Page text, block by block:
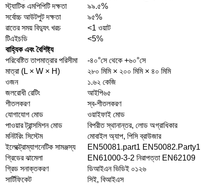
স্ট্যাটিক এমপিপিটি দক্ষতা
৯৯.৫%
সর্বোচ্চ আউটপুট দক্ষতা
৯৫%
রাতের সময় বিদ্যুৎ খরচ
<1 ওয়াট
টিএইচডি
<5%
বাহ্যিক এবং বৈশিষ্ট্য
পরিবেষ্টিত তাপমাত্রার পরিসীমা
-৪০°সে থেকে +৬০°সে
মাত্রা (L × W × H)
২৮০ মিমি × ২০০ মিমি × ৪০ মিমি
ওজন
১.৬২ কেজি
জলরোধী রেটিং
আইপি৬৫
শীতলকরণ
স্ব-শীতলকরণ
যোগাযোগ মোড
ওয়াইফাই মোড
পাওয়ার ট্রান্সমিশন মোড
বিপরীত স্থানান্তর, লোড অগ্রাধিকার
মনিটরিং সিস্টেম
মোবাইল অ্যাপ, পিসি ব্রাউজার
ইলেক্ট্রোম্যাগনেটিক সামঞ্জস্য
EN50081.part1 EN50082.Party1
গ্রিডের ঝামেলা
EN61000-3-2 নিরাপত্তা EN62109
গ্রিড সনাক্তকরণ
ডিআইএন ভিডিই ০১২৬
সার্টিফিকেট
সিই, বিআইএস